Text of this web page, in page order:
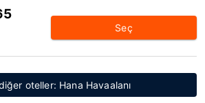
Seç
oteller: Hana Havaalanı